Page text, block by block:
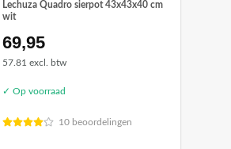
Lechuza Quadro sierpot 43x43x40 cm
wit
69,95
57.81 excl. btw
✓ Op voorraad
10 beoordelingen